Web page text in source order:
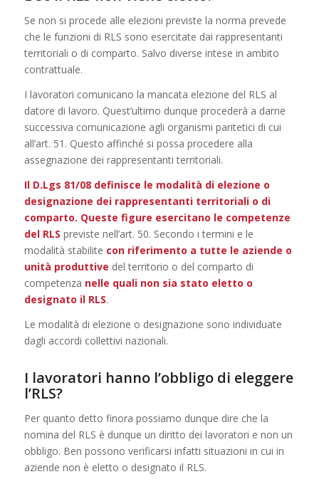
Se non si procede alle elezioni previste la norma prevede
che le funzioni di RLS sono esercitate dai rappresentanti
territoriali o di comparto. Salvo diverse intese in ambito
contrattuale.
I lavoratori comunicano la mancata elezione del RLS al
datore di lavoro. Quest’ultimo dunque procederà a darne
successiva comunicazione agli organismi paritetici di cui
all’art. 51. Questo affinché si possa procedere alla
assegnazione dei rappresentanti territoriali.
Il D.Lgs 81/08 definisce le modalità di elezione o
designazione dei rappresentanti territoriali o di
comparto. Queste figure esercitano le competenze
del RLS previste nell’art. 50. Secondo i termini e le
modalità stabilite con riferimento a tutte le aziende o
unità produttive del territorio o del comparto di
competenza nelle quali non sia stato eletto o
designato il RLS.
Le modalità di elezione o designazione sono individuate
dagli accordi collettivi nazionali.
I lavoratori hanno l’obbligo di eleggere
l’RLS?
Per quanto detto finora possiamo dunque dire che la
nomina del RLS è dunque un diritto dei lavoratori e non un
obbligo. Ben possono verificarsi infatti situazioni in cui in
aziende non è eletto o designato il RLS.